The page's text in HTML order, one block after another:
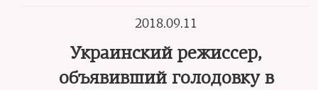
2018.09.11
Украинский режиссер,
объявивший голодовку в